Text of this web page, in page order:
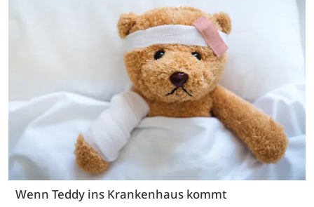
Wenn Teddy ins Krankenhaus kommt